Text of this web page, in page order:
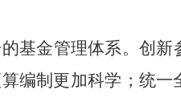
基金管理体系。创
编制更加科学；统一